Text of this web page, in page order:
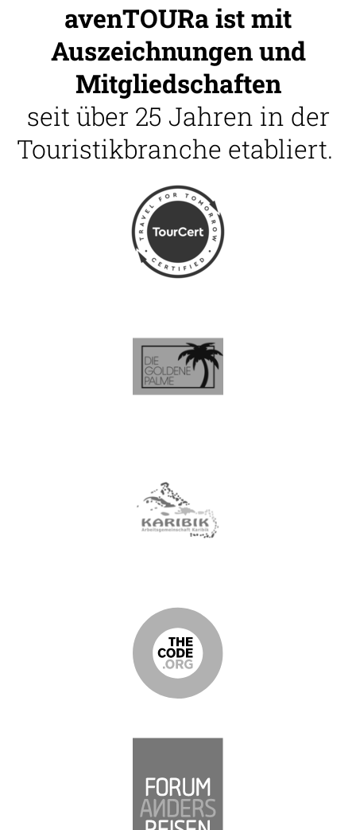
avenTOURa ist mit
Auszeichnungen und
Mitgliedschaften
seit über 25 Jahren in der
Touristikbranche etabliert.